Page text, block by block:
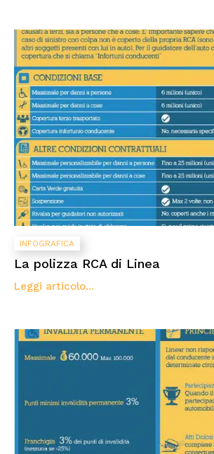
INFOGRAFICA
La polizza RCA di Linea
Leggi articolo...